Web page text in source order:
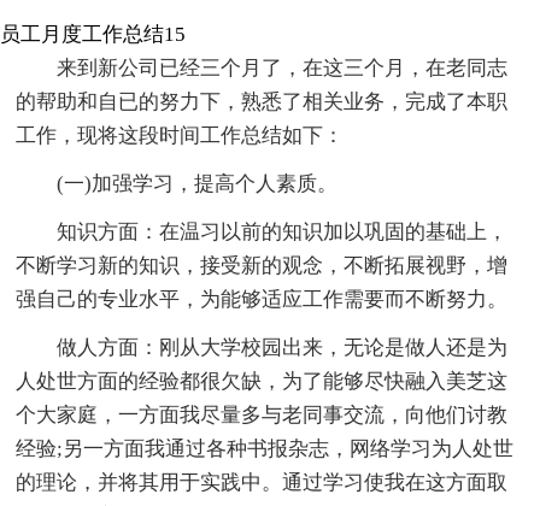
员工月度工作总结15
来到新公司已经三个月了，在这三个月，在老同志
的帮助和自已的努力下，熟悉了相关业务，完成了本职
工作，现将这段时间工作总结如下：
(一)加强学习，提高个人素质。
知识方面：在温习以前的知识加以巩固的基础上，
不断学习新的知识，接受新的观念，不断拓展视野，增
强自己的专业水平，为能够适应工作需要而不断努力。
做人方面：刚从大学校园出来，无论是做人还是为
人处世方面的经验都很欠缺，为了能够尽快融入美芝这
个大家庭，一方面我尽量多与老同事交流，向他们讨教
经验;另一方面我通过各种书报杂志，网络学习为人处世
的理论，并将其用于实践中。通过学习使我在这方面取